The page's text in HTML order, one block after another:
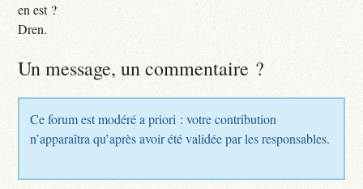
en est ?
Dren.
Un message, un commentaire ?
Ce forum est modéré a priori : votre contribution
n’apparaîtra qu’après avoir été validée par les responsables.